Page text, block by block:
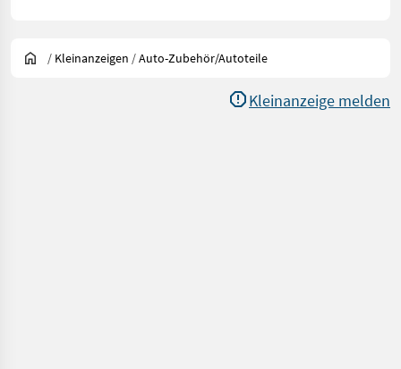
/ Kleinanzeigen /Auto-Zubehör/Autoteile
Kleinanzeige melden